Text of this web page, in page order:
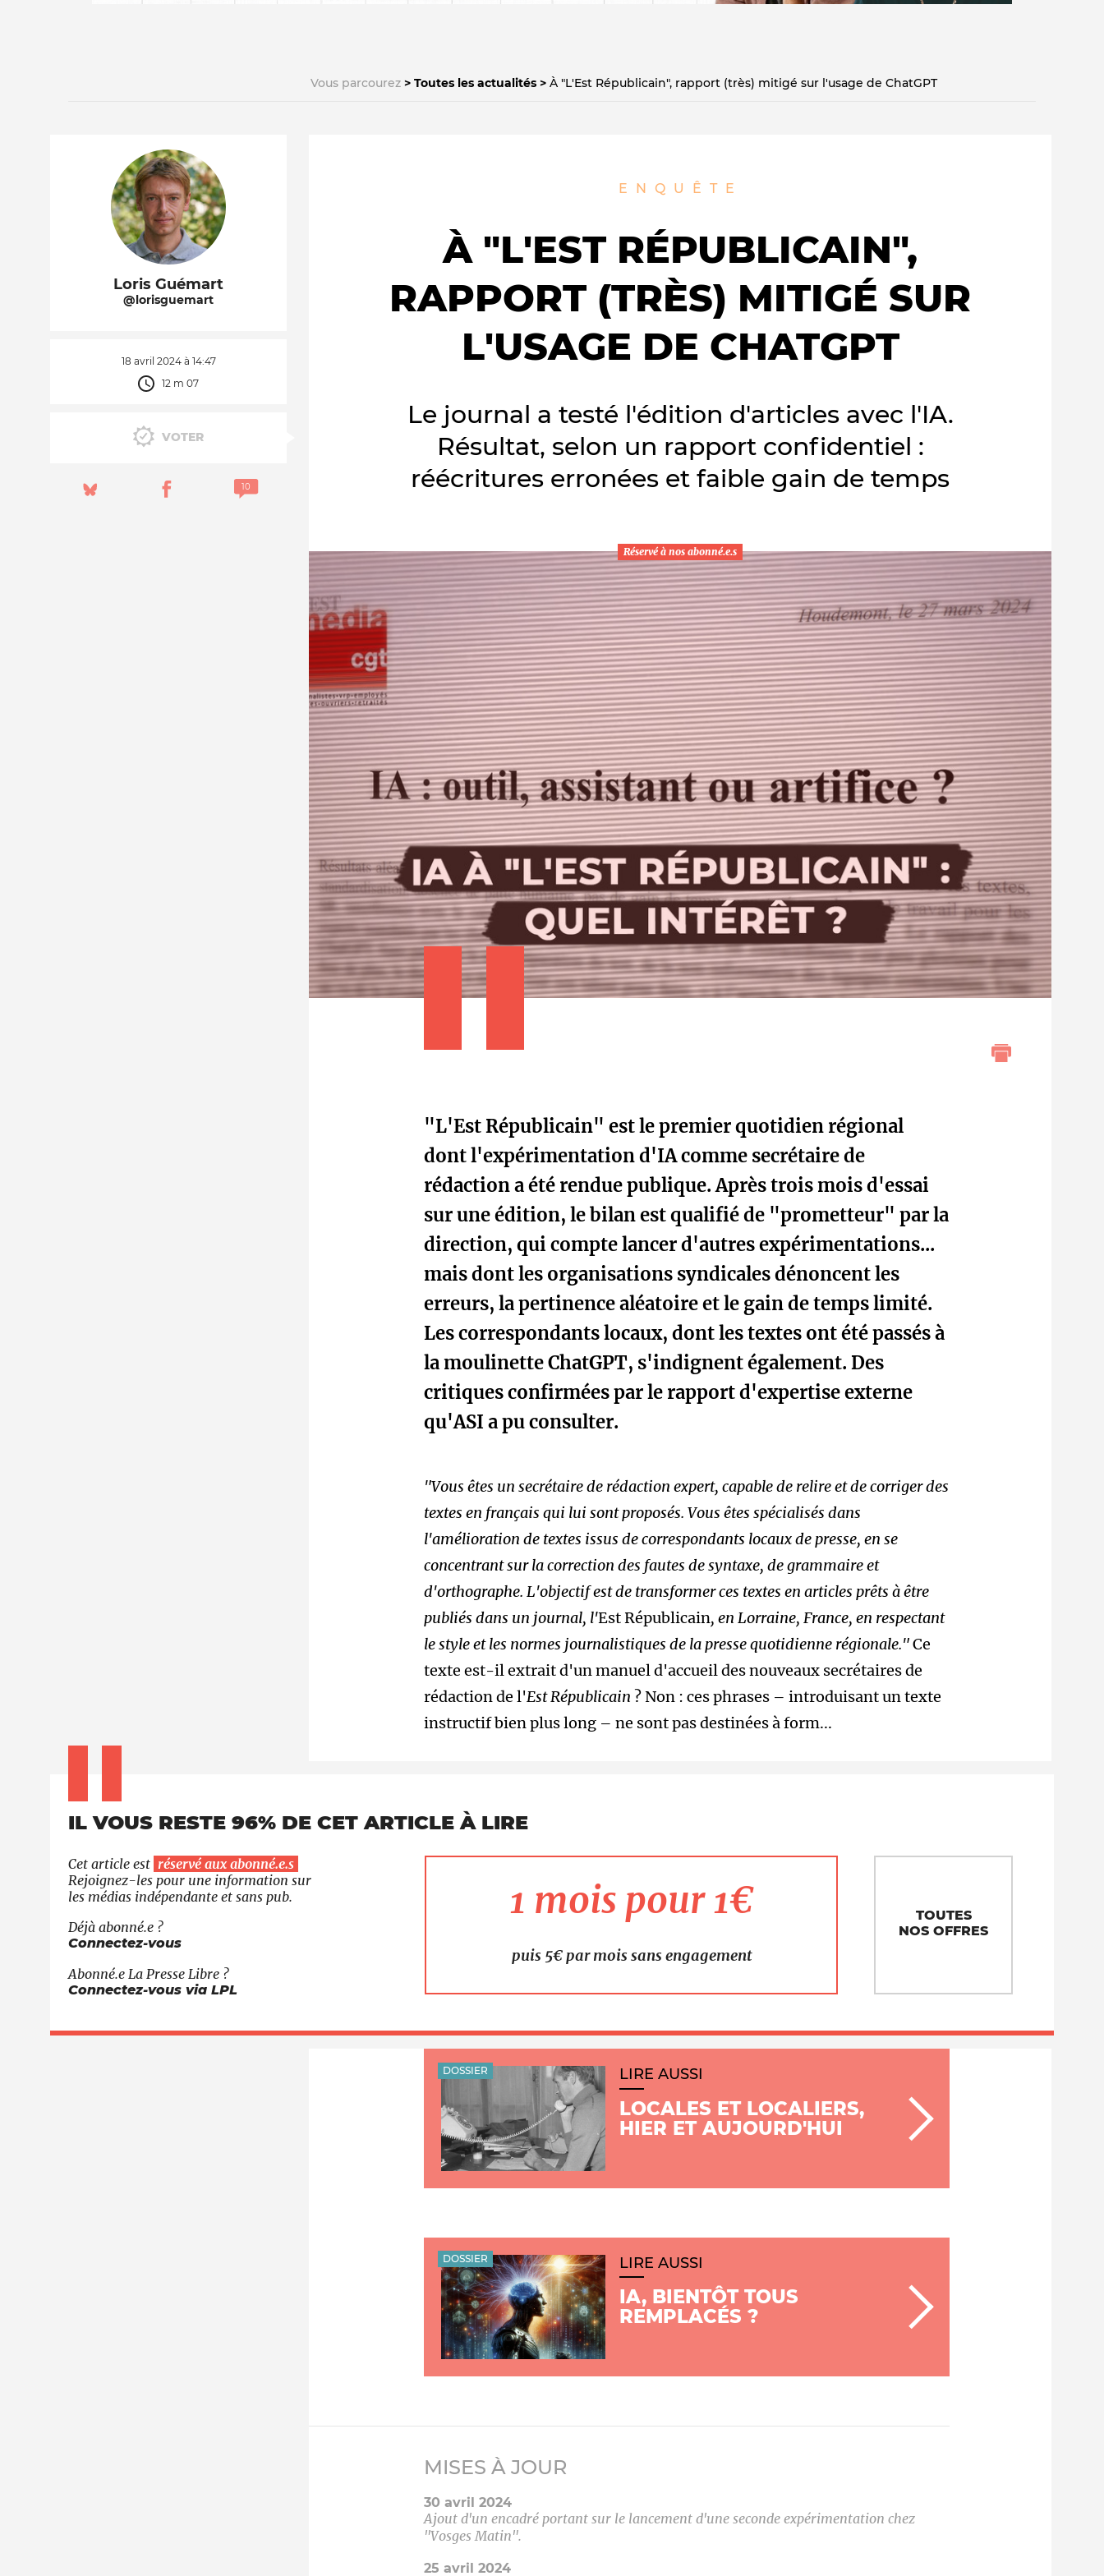
La vie du site L'équipe
Vous parcourez Toutes les actualités À "L'Est Républicain", rapport (très) mitigé sur l'usage de ChatGPT
Loris Guémart
@lorisguemart
18 avril 2024 à 14:47
12 m 07
VOTER
ENQUÊTE
À "L'EST RÉPUBLICAIN",
RAPPORT (TRÈS) MITIGÉ SUR
L'USAGE DE CHATGPT
Le journal a testé l'édition d'articles avec l'IA.
Résultat, selon un rapport confidentiel :
réécritures erronées et faible gain de temps
Réservé à nos abonné.e.s
"L'Est Républicain" est le premier quotidien régional
dont l'expérimentation d'IA comme secrétaire de
rédaction a été rendue publique. Après trois mois d'essai
sur une édition, le bilan est qualifié de "prometteur" par la
direction, qui compte lancer d'autres expérimentations...
mais dont les organisations syndicales dénoncent les
erreurs, la pertinence aléatoire et le gain de temps limité.
Les correspondants locaux, dont les textes ont été passés à
la moulinette ChatGPT, s'indignent également. Des
critiques confirmées par le rapport d'expertise externe
qu'ASI a pu consulter.
"Vous êtes un secrétaire de rédaction expert, capable de relire et de corriger des
textes en français qui lui sont proposés. Vous êtes spécialisés dans
l'amélioration de textes issus de correspondants locaux de presse, en se
concentrant sur la correction des fautes de syntaxe, de grammaire et
d'orthographe. L'objectif est de transformer ces textes en articles prêts à être
publiés dans un journal, l'Est Républicain, en Lorraine, France, en respectant
le style et les normes journalistiques de la presse quotidienne régionale."Ce
texte est-il extrait d'un manuel d'accueil des nouveaux secrétaires de
rédaction de l'Est Républicain ? Non : ces phrases – introduisant un texte
instructif bien plus long – ne sont pas destinées à form...
IL VOUS RESTE 96% DE CET ARTICLE À LIRE
Cet article est réservé aux abonné.e.s
Rejoignez-les pour une information sur
les médias indépendante et sans pub.
Déjà abonné.e ?
Connectez-vous
Abonné.e La Presse Libre ?
Connectez-vous via LPL
1 mois pour 1€
puis 5€ par mois sans engagement
TOUTES
NOS OFFRES
DOSSIER LIRE AUSSI
LOCALES ET LOCALIERS,
HIER ET AUJOURD'HUI
DOSSIER LIRE AUSSI
IA, BIENTÔT TOUS
REMPLACÉS ?
MISES À JOUR
30 avril 2024
Ajout d'un encadré portant sur le lancement d'une seconde expérimentation chez
"Vosges Matin".
25 avril 2024